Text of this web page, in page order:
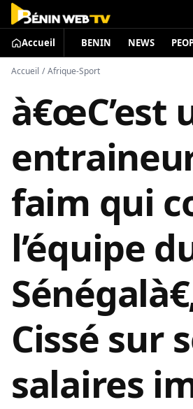
Accueil BENIN NEWS
Accueil / Afrique-Sport
à€œC’est
faim qui
l’équipe
Cissé sur
salaires